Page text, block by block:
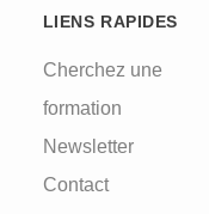
LIENS RAPIDES
Cherchez une
formation
Newsletter
Contact